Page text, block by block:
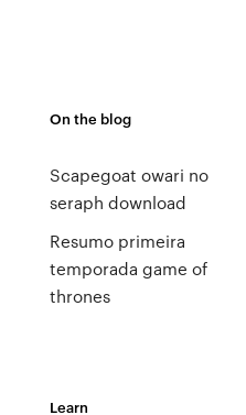
On the blog
Scapegoat owari no
seraph download
Resumo primeira
temporada game of
thrones
Learn